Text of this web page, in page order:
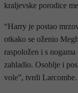
kraljevske porodice
“Harry je postao
otkako se oženio
raspoložen i s
zahladio. Osoblje i
vole”, tvrdi Larcombe.